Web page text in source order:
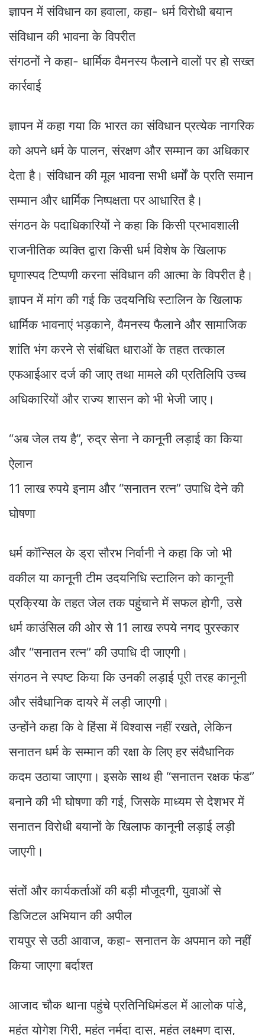
ज्ञापन में संविधान का हवाला, कहा- धर्म विरोधी बयान
संविधान की भावना के विपरीत
संगठनों ने कहा- धार्मिक वैमनस्य फैलाने वालों पर हो सख्त
कार्रवाई
ज्ञापन में कहा गया कि भारत का संविधान प्रत्येक नागरिक
को अपने धर्म के पालन, संरक्षण और सम्मान का अधिकार
देता है। संविधान की मूल भावना सभी धर्मों के प्रति समान
सम्मान और धार्मिक निष्पक्षता पर आधारित है।
संगठन के पदाधिकारियों ने कहा कि किसी प्रभावशाली
राजनीतिक व्यक्ति द्वारा किसी धर्म विशेष के खिलाफ
घृणास्पद टिप्पणी करना संविधान की आत्मा के विपरीत है।
ज्ञापन में मांग की गई कि उदयनिधि स्टालिन के खिलाफ
धार्मिक भावनाएं भड़काने, वैमनस्य फैलाने और सामाजिक
शांति भंग करने से संबंधित धाराओं के तहत तत्काल
एफआईआर दर्ज की जाए तथा मामले की प्रतिलिपि उच्च
अधिकारियों और राज्य शासन को भी भेजी जाए।
“अब जेल तय है”, रुद्र सेना ने कानूनी लड़ाई का किया
ऐलान
11 लाख रुपये इनाम और “सनातन रत्न” उपाधि देने की
घोषणा
धर्म कॉन्सिल के ड्रा सौरभ निर्वानी ने कहा कि जो भी
वकील या कानूनी टीम उदयनिधि स्टालिन को कानूनी
प्रक्रिया के तहत जेल तक पहुंचाने में सफल होगी, उसे
धर्म काउंसिल की ओर से 11 लाख रुपये नगद पुरस्कार
और “सनातन रत्न” की उपाधि दी जाएगी।
संगठन ने स्पष्ट किया कि उनकी लड़ाई पूरी तरह कानूनी
और संवैधानिक दायरे में लड़ी जाएगी।
उन्होंने कहा कि वे हिंसा में विश्वास नहीं रखते, लेकिन
सनातन धर्म के सम्मान की रक्षा के लिए हर संवैधानिक
कदम उठाया जाएगा। इसके साथ ही “सनातन रक्षक फंड”
बनाने की भी घोषणा की गई, जिसके माध्यम से देशभर में
सनातन विरोधी बयानों के खिलाफ कानूनी लड़ाई लड़ी
जाएगी।
संतों और कार्यकर्ताओं की बड़ी मौजूदगी, युवाओं से
डिजिटल अभियान की अपील
रायपुर से उठी आवाज, कहा- सनातन के अपमान को नहीं
किया जाएगा बर्दाश्त
आजाद चौक थाना पहुंचे प्रतिनिधिमंडल में आलोक पांडे,
महंत योगेश गिरी, महंत नर्मदा दास, महंत लक्ष्मण दास,